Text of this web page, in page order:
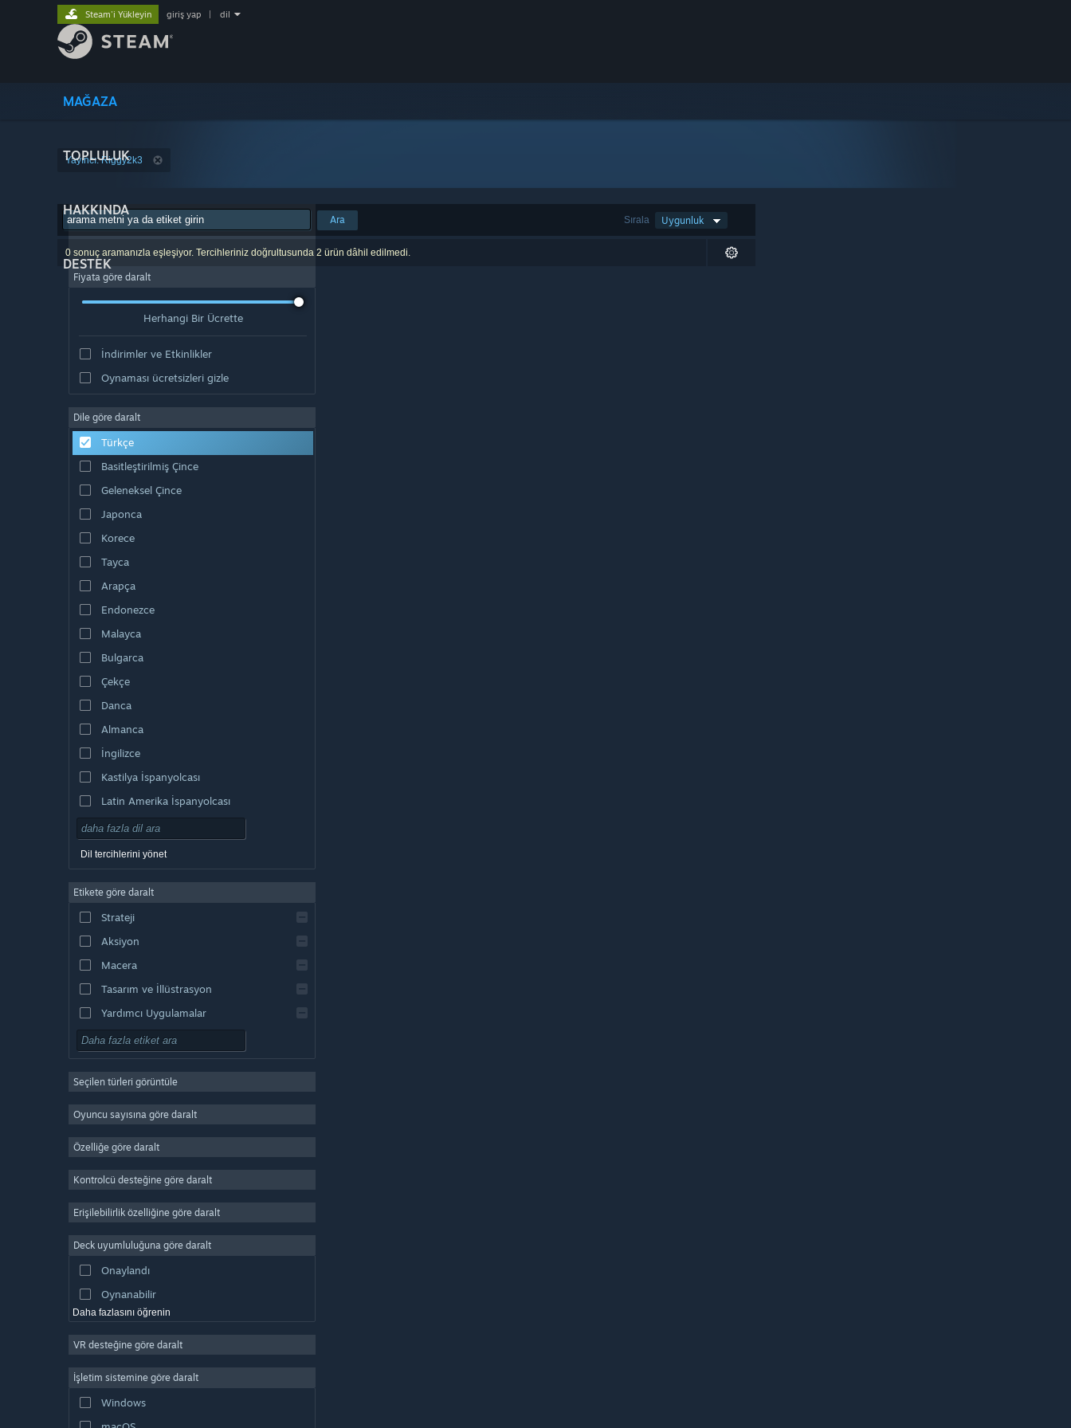
MAĞAZA
TOPLULUK
HAKKINDA
DESTEK
Steam'i Yükleyin giriş yap dil
Yayıncı: Riggy2k3
Sırala Uygunluk
Ara
0 sonuç aramanızla eşleşiyor. Tercihleriniz doğrultusunda 2 ürün dâhil edilmedi.
Fiyata göre daralt
Herhangi Bir Ücrette
İndirimler ve Etkinlikler
Oynaması ücretsizleri gizle
Dile göre daralt
Türkçe
Basitleştirilmiş Çince
Geleneksel Çince
Japonca
Korece
Tayca
Arapça
Endonezce
Malayca
Bulgarca
Çekçe
Danca
Almanca
İngilizce
Kastilya İspanyolcası
Latin Amerika İspanyolcası
Dil tercihlerini yönet
Etikete göre daralt
Strateji
Aksiyon
Macera
Tasarım ve İllüstrasyon
Yardımcı Uygulamalar
Oynaması Ücretsiz
Devasa Çok Oyunculu
Basit Eğlence
Simülasyon
Video Prodüksiyonu
Fotoğraf Düzenleme
Seçilen türleri görüntüle
Oyuncu sayısına göre daralt
Özelliğe göre daralt
Kontrolcü desteğine göre daralt
Erişilebilirlik özelliğine göre daralt
Deck uyumluluğuna göre daralt
Onaylandı
Oynanabilir
Daha fazlasını öğrenin
VR desteğine göre daralt
İşletim sistemine göre daralt
Windows